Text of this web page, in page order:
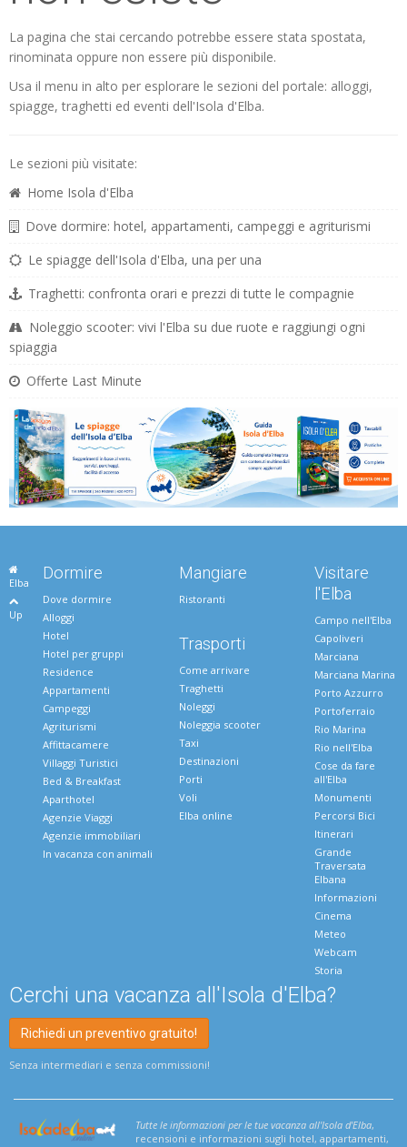
La pagina che stai cercando potrebbe essere stata spostata,
rinominata oppure non essere più disponibile.
Usa il menu in alto per esplorare le sezioni del portale: alloggi,
spiagge, traghetti ed eventi dell'Isola d'Elba.
Le sezioni più visitate:
Home Isola d'Elba
Dove dormire: hotel, appartamenti, campeggi e agriturismi
Le spiagge dell'Isola d'Elba, una per una
Traghetti: confronta orari e prezzi di tutte le compagnie
Noleggio scooter: vivi l'Elba su due ruote e raggiungi ogni
spiaggia
Offerte Last Minute
Elba
Up
Dormire
Dove dormire
Alloggi
Hotel
Hotel per gruppi
Residence
Appartamenti
Campeggi
Agriturismi
Affittacamere
Villaggi Turistici
Bed & Breakfast
Aparthotel
Agenzie Viaggi
Agenzie immobiliari
In vacanza con animali
Mangiare
Ristoranti
Trasporti
Come arrivare
Traghetti
Noleggi
Noleggia scooter
Taxi
Destinazioni
Porti
Voli
Elba online
Visitare
l'Elba
Campo nell'Elba
Capoliveri
Marciana
Marciana Marina
Porto Azzurro
Portoferraio
Rio Marina
Rio nell'Elba
Cose da fare
all'Elba
Monumenti
Percorsi Bici
Itinerari
Grande
Traversata
Elbana
Informazioni
Cinema
Meteo
Webcam
Storia
Cerchi una vacanza all'Isola d'Elba?
Richiedi un preventivo gratuito!
Senza intermediari e senza commissioni!
Tutte le informazioni per le tue vacanza all'Isola d'Elba,
recensioni e informazioni sugli hotel, appartamenti,